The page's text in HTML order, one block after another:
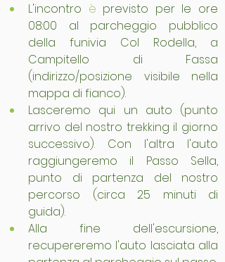
L'incontro è previsto per le ore
08:00 al parcheggio pubblico
della funivia Col Rodella, a
Campitello di Fassa
(indirizzo/posizione visibile nella
mappa di fianco).
Lasceremo qui un auto (punto
arrivo del nostro trekking il giorno
successivo). Con l'altra l'auto
raggiungeremo il Passo Sella,
punto di partenza del nostro
percorso (circa 25 minuti di
guida).
Alla fine dell'escursione,
recupereremo l'auto lasciata alla